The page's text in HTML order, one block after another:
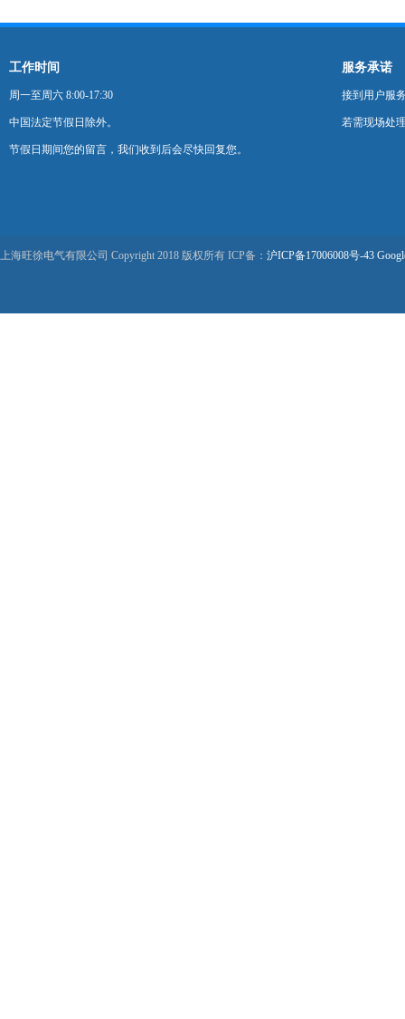
工作时间
周一至周六 8:00-17:30
中国法定节假日除外。
节假日期间您的留言，我们收到后会尽快回复您。
服务承诺
接到用户服
若需现场处
上海旺徐电气有限公司 Copyright 2018 版权所有 ICP备： 沪ICP备17006008号-43